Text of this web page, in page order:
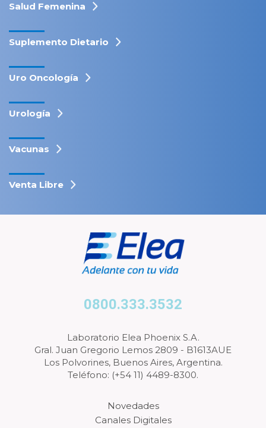
Salud Femenina
Suplemento Dietario
Uro Oncología
Urología
Vacunas
Venta Libre
0800.333.3532
Laboratorio Elea Phoenix S.A.
Gral. Juan Gregorio Lemos 2809 - B1613AUE
Los Polvorines, Buenos Aires, Argentina.
Teléfono: (+54 11) 4489-8300.
Novedades
Canales Digitales